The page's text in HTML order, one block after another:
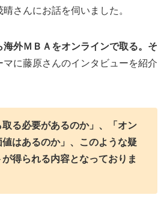
さんにお話を伺いました。
海外ＭＢＡをオンラインで取る。そ
マに藤原さんのインタビューを紹介
取る必要があるのか」、「オン
はあるのか」、このような疑
得られる内容となっておりま